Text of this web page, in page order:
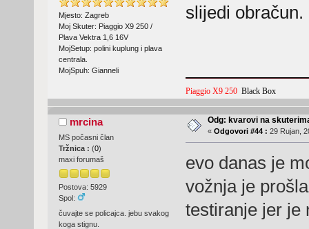
Mjesto: Zagreb
Moj Skuter: Piaggio X9 250 /
Plava Vektra 1,6 16V
MojSetup: polini kuplung i plava
centrala.
MojSpuh: Gianneli
slijedi obračun.
Piaggio X9 250 Black Box
mrcina
MS počasni član
Tržnica : (0)
maxi forumaš
Postova: 5929
Spol:
čuvajte se policajca. jebu svakog
koga stignu.
Odg: kvarovi na
« Odgovori #44 : 29 Rujan,
evo danas je
vožnja je
testiranje jer je